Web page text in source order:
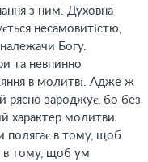
з ним. Духовна
несамовитістю,
Богу.
та невпинно
в молитві. Адже ж
рясно зароджує, бо без
характер молитви
полягає в тому, щоб
в тому, щоб ум